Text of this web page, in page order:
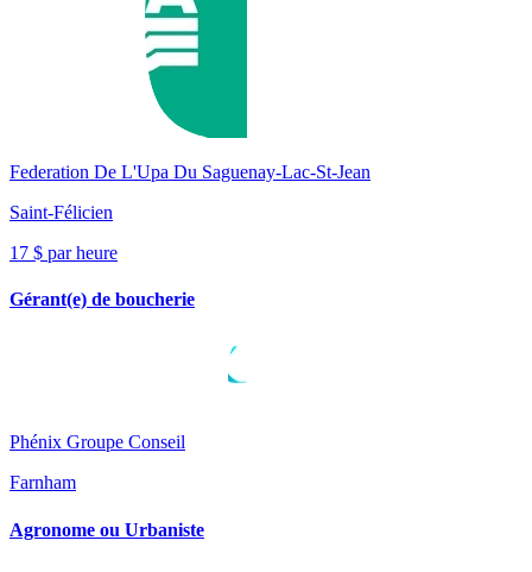
Federation De L'Upa Du Saguenay-Lac-St-Jean
Saint-Félicien
17 $ par heure
Gérant(e) de boucherie
Phénix Groupe Conseil
Farnham
Agronome ou Urbaniste